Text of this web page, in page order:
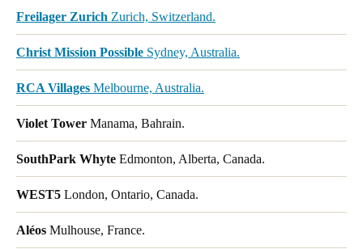
Freilager Zurich Zurich, Switzerland.
Christ Mission Possible Sydney, Australia.
RCA Villages Melbourne, Australia.
Violet Tower Manama, Bahrain.
SouthPark Whyte Edmonton, Alberta, Canada.
WEST5 London, Ontario, Canada.
Aléos Mulhouse, France.